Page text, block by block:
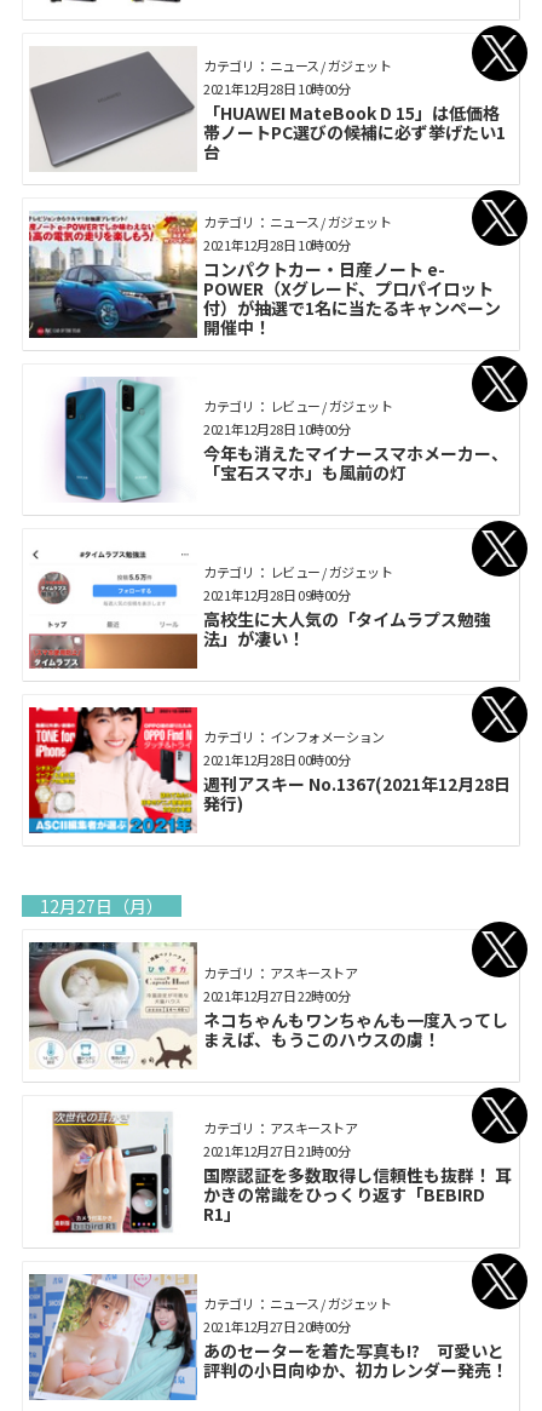
カテゴリ： ニュース / ガジェット
「HUAWEI MateBook D 15」は低価格
帯ノートPC選びの候補に必ず挙げたい1
台
2021年12月28日 10時00分
カテゴリ： ニュース / ガジェット
コンパクトカー・日産ノート e-
POWER（Xグレード、プロパイロット
付）が抽選で1名に当たるキャンペーン
開催中！
2021年12月28日 10時00分
カテゴリ： レビュー / ガジェット
今年も消えたマイナースマホメーカー、
「宝石スマホ」も風前の灯
2021年12月28日 10時00分
カテゴリ： レビュー / ガジェット
高校生に大人気の「タイムラプス勉強
法」が凄い！
2021年12月28日 09時00分
カテゴリ： インフォメーション
週刊アスキー No.1367(2021年12月28日
発行)
2021年12月28日 00時00分
12月27日（月）
カテゴリ： アスキーストア
ネコちゃんもワンちゃんも一度入ってし
まえば、もうこのハウスの虜！
2021年12月27日 22時00分
カテゴリ： アスキーストア
国際認証を多数取得し信頼性も抜群！ 耳
かきの常識をひっくり返す「BEBIRD
R1」
2021年12月27日 21時00分
カテゴリ： ニュース / ガジェット
あのセーターを着た写真も!? 可愛いと
評判の小日向ゆか、初カレンダー発売！
2021年12月27日 20時00分